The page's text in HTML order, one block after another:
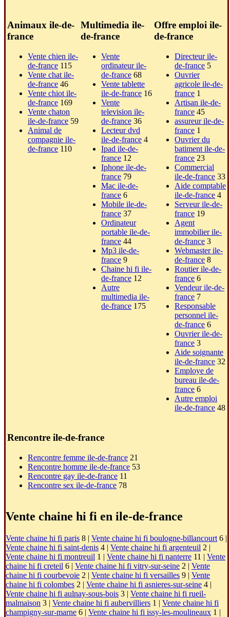
Animaux ile-de-
france
Vente chien ile-
de-france 115
Vente chat ile-
de-france 46
Vente chiot ile-
de-france 169
Vente chaton
ile-de-france 59
Animal de
compagnie ile-
de-france 110
Multimedia ile-
de-france
Vente
ordinateur ile-
de-france 68
Vente tablette
ile-de-france 16
Vente
television ile-
de-france 36
Lecteur dvd
ile-de-france 4
Ipad ile-de-
france 12
Iphone ile-de-
france 79
Mac ile-de-
france 6
Mobile ile-de-
france 37
Ordinateur
portable ile-de-
france 44
Mp3 ile-de-
france 9
Chaine hi fi ile-
de-france 12
Autre
multimedia ile-
de-france 175
Offre emploi ile-
de-france
Directeur ile-
de-france 5
Ouvrier
agricole ile-de-
france 1
Artisan ile-de-
france 45
assureur ile-de-
france 1
Ouvrier du
batiment ile-de-
france 23
Commercial
ile-de-france 33
Aide comptable
ile-de-france 4
Serveur ile-de-
france 19
Agent
immobilier ile-
de-france 3
Webmaster ile-
de-france 8
Routier ile-de-
france 6
Vendeur ile-de-
france 7
Responsable
personnel ile-
de-france 6
Ouvrier ile-de-
france 3
Aide soignante
ile-de-france 32
Employe de
bureau ile-de-
france 6
Autre emploi
ile-de-france 48
Rencontre ile-de-france
Rencontre femme ile-de-france 21
Rencontre homme ile-de-france 53
Rencontre gay ile-de-france 11
Rencontre sex ile-de-france 78
Vente chaine hi fi en ile-de-france
Vente chaine hi fi paris 8 | Vente chaine hi fi boulogne-billancourt 6 |
Vente chaine hi fi saint-denis 4 | Vente chaine hi fi argenteuil 2 |
Vente chaine hi fi montreuil 1 | Vente chaine hi fi nanterre 11 | Vente
chaine hi fi creteil 6 | Vente chaine hi fi vitry-sur-seine 2 | Vente
chaine hi fi courbevoie 2 | Vente chaine hi fi versailles 9 | Vente
chaine hi fi colombes 2 | Vente chaine hi fi asnieres-sur-seine 4 |
Vente chaine hi fi aulnay-sous-bois 3 | Vente chaine hi fi rueil-
malmaison 3 | Vente chaine hi fi aubervilliers 1 | Vente chaine hi fi
champigny-sur-marne 6 | Vente chaine hi fi issy-les-moulineaux 1 |